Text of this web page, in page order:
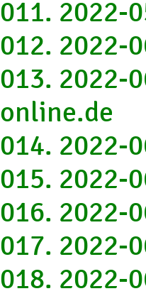
011. 2022-
012. 2022-
013. 2022-
online.de
014. 2022-
015. 2022-
016. 2022-
017. 2022-
018. 2022-